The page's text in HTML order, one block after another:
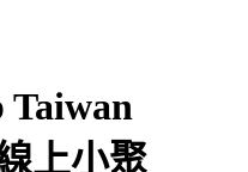
Taiwan
上小聚